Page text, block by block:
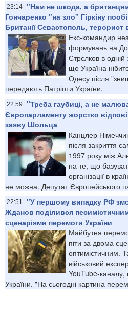
23:14 "Нам не шкода, а
Гончаренко "на зло" Гіркіну
Британії Севастополь, терорист
Екс-командир
формувань на
Стрєлков в одній
що Україна
Одесу після
передають Патріоти України.
22:59
"Треба гаубиці, а не
Європарламенту жорстко
заяву Шольца
Канцлер
після закриття
1997 року між
на те, що
організації в
не можна. Депутат Європейського
22:51
"У першому випадку РФ
Жданов поділився
сценаріями перемоги України
Майбутня
піти за двома
оптимістичним.
військовий
YouTube-каналу,
України. "На сьогодні картина